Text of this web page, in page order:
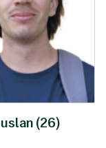
(26)